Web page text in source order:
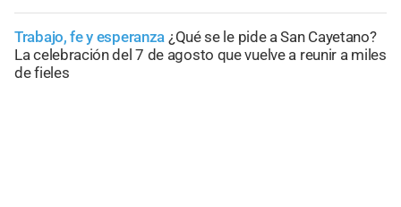
Trabajo, fe y esperanza ¿Qué se le pide a San Cayetano?
La celebración del 7 de agosto que vuelve a reunir a miles
de fieles